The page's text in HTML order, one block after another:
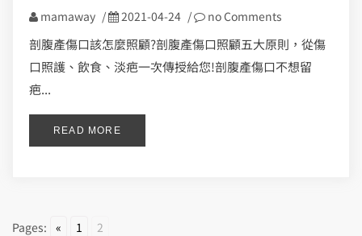
mamaway / 2021-04-24 / no Comments
剖腹產傷口該怎麼照顧?剖腹產傷口照顧五大原則，從傷
口照護、飲食、淡疤一次傳授給您!剖腹產傷口不想留
疤...
READ MORE
Pages: « 1 2